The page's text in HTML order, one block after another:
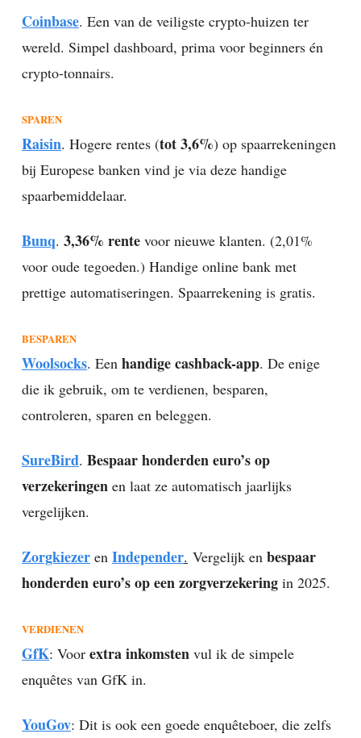
Coinbase. Een van de veiligste crypto-huizen ter
wereld. Simpel dashboard, prima voor beginners én
crypto-tonnairs.
SPAREN
Raisin. Hogere rentes (tot 3,6%) op spaarrekeningen
bij Europese banken vind je via deze handige
spaarbemiddelaar.
Bunq. 3,36% rente voor nieuwe klanten. (2,01%
voor oude tegoeden.) Handige online bank met
prettige automatiseringen. Spaarrekening is gratis.
BESPAREN
Woolsocks. Een handige cashback-app. De enige
die ik gebruik, om te verdienen, besparen,
controleren, sparen en beleggen.
SureBird. Bespaar honderden euro’s op
verzekeringen en laat ze automatisch jaarlijks
vergelijken.
Zorgkiezer en Independer. Vergelijk en bespaar
honderden euro’s op een zorgverzekering in 2025.
VERDIENEN
GfK: Voor extra inkomsten vul ik de simpele
enquêtes van GfK in.
YouGov: Dit is ook een goede enquêteboer, die zelfs